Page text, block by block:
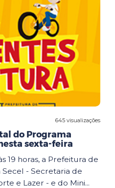
645 visualizações
do Programa
sexta-feira
19 horas, a Prefeitura de
- Secretaria de
e Lazer - e do Mini...